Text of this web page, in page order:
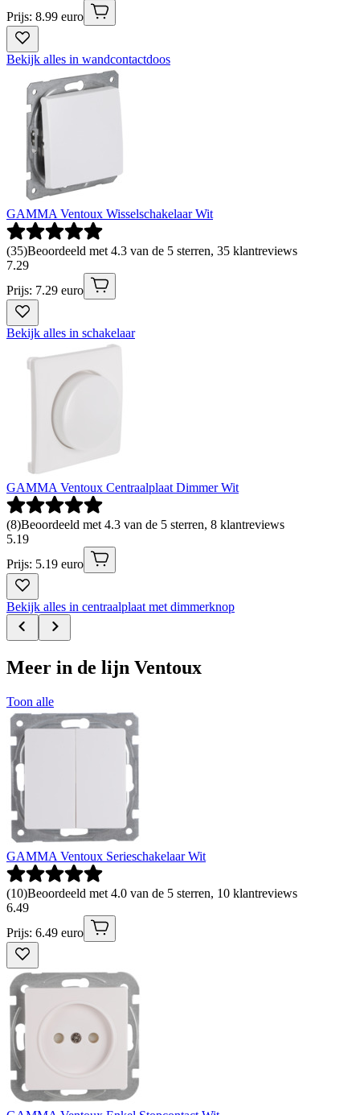
Prijs: 8.99 euro
Bekijk alles in wandcontactdoos
GAMMA Ventoux Wisselschakelaar Wit
(35)Beoordeeld met 4.3 van de 5 sterren, 35 klantreviews
7.29
Prijs: 7.29 euro
Bekijk alles in schakelaar
GAMMA Ventoux Centraalplaat Dimmer Wit
(8)Beoordeeld met 4.3 van de 5 sterren, 8 klantreviews
5.19
Prijs: 5.19 euro
Bekijk alles in centraalplaat met dimmerknop
Meer in de lijn Ventoux
Toon alle
GAMMA Ventoux Serieschakelaar Wit
(10)Beoordeeld met 4.0 van de 5 sterren, 10 klantreviews
6.49
Prijs: 6.49 euro